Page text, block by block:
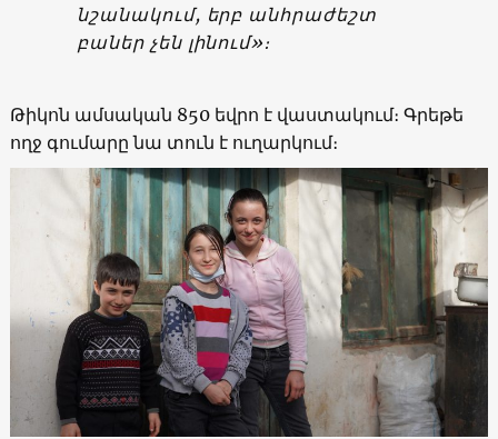
նշանակում, երբ անհրաժեշտ
բաներ չեն լինում»։
Թիկոն ամսական 850 եվրո է վաստակում։ Գրեթե
ողջ գումարը նա տուն է ուղարկում։